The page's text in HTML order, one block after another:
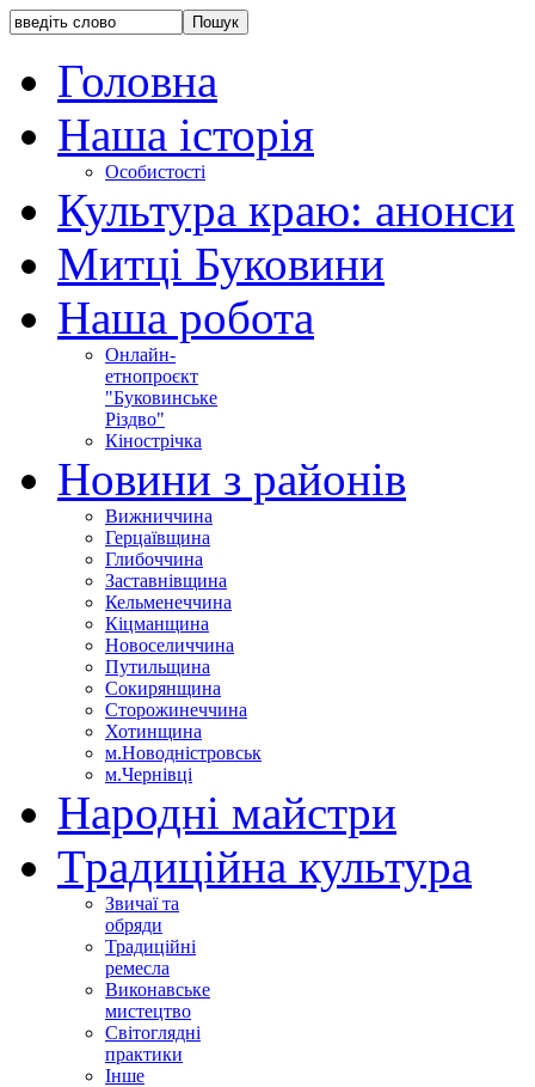
Головна
Наша історія
Особистості
Культура краю: анонси
Митці Буковини
Наша робота
Онлайн-
етнопроєкт
"Буковинське
Різдво"
Кінострічка
Новини з районів
Вижниччина
Герцаївщина
Глибоччина
Заставнівщина
Кельменеччина
Кіцманщина
Новоселиччина
Путильщина
Сокирянщина
Сторожинеччина
Хотинщина
м.Новодністровськ
м.Чернівці
Народні майстри
Традиційна культура
Звичаї та
обряди
Традиційні
ремесла
Виконавське
мистецтво
Світоглядні
практики
Інше